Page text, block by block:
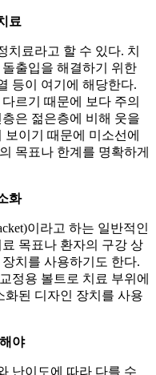
료
치료라고 할 수 있다. 치
출입을 해결하기 위한
등이 여기에 해당한다.
르기 때문에 보다 주의
은 젊은층에 비해 웃을
이기 때문에 미소선에
목표나 한계를 명확하게
화
이라고 하는 일반적인
목표나 환자의 구강 상
치를 사용하기도 한다.
정용 볼트로 치료 부위에
화된 디자인 장치를 사용
야
난이도에 따라 다를 수